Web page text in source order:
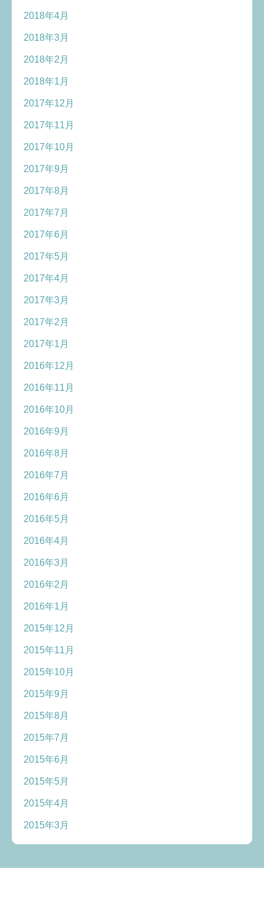
2018年4月
2018年3月
2018年2月
2018年1月
2017年12月
2017年11月
2017年10月
2017年9月
2017年8月
2017年7月
2017年6月
2017年5月
2017年4月
2017年3月
2017年2月
2017年1月
2016年12月
2016年11月
2016年10月
2016年9月
2016年8月
2016年7月
2016年6月
2016年5月
2016年4月
2016年3月
2016年2月
2016年1月
2015年12月
2015年11月
2015年10月
2015年9月
2015年8月
2015年7月
2015年6月
2015年5月
2015年4月
2015年3月